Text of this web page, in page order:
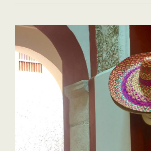
DU
NEVADA
À
LA
CALIFORNIE
EN
PASSANT
PAR
L’UTAH
L’ARIZONA